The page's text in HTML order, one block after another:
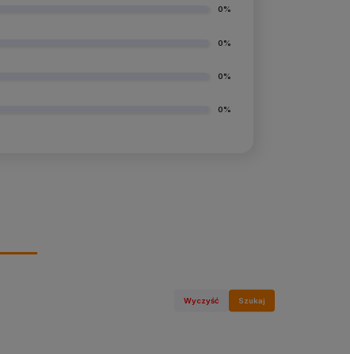
0%
0%
0%
0%
Wyczyść Szukaj